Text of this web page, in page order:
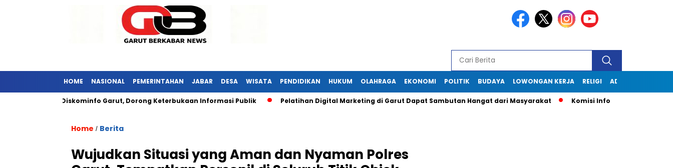
HOME NASIONAL PEMERINTAHAN JABAR DESA WISATA PENDIDIKAN HUKUM OLAHRAGA EKONOMI POLITIK BUDAYA LOWONGAN KERJA RELIGI ADVERTORIAL
Kunjungi Diskominfo Garut, Dorong Keterbukaan Informasi Publik Pelatihan Digital Marketing di Garut Dapat Sambutan Hangat dari Masyarakat Komisi Informasi Jabar Kunjungi
Home / Berita
Wujudkan Situasi yang Aman dan Nyaman Polres